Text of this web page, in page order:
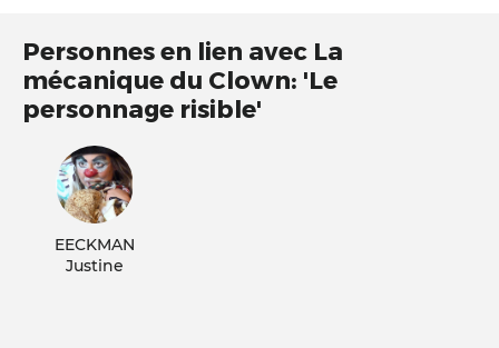
Personnes en lien avec La
mécanique du Clown: 'Le
personnage risible'
EECKMAN
Justine